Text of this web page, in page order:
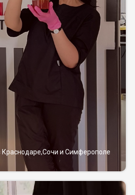
Краснодаре,Сочи и Симферополе